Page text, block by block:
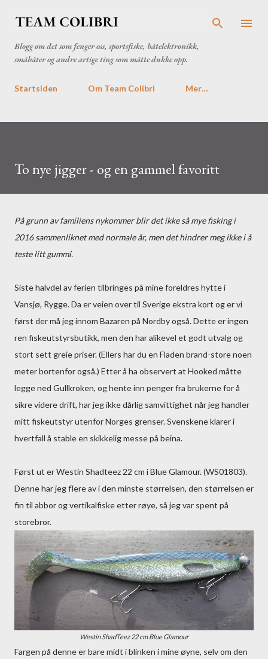
Blogg om det som fenger oss, sportsfiske, båtelektronikk,
småbåter og andre artige ting som måtte dukke opp.
Startsiden Om Team Colibri Mer…
To nye jigger - og en gammel favoritt
På grunn av familiens nykommer blir det ikke så mye fisking i
2016 sammenliknet med normale år, men det hindrer meg ikke i å
teste litt gummi.
Siste halvdel av ferien tilbringes på mine foreldres hytte i
Vansjø, Rygge. Da er veien over til Sverige ekstra kort og er vi
først der må jeg innom Bazaren på Nordby også. Dette er ingen
ren fiskeutstyrsbutikk, men den har alikevel et godt utvalg og
stort sett greie priser. (Ellers har du en Fladen brand-store noen
meter bortenfor også.) Etter å ha observert at Hooked måtte
legge ned Gullkroken, og hente inn penger fra brukerne for å
sikre videre drift, har jeg ikke dårlig samvittighet når jeg handler
mitt fiskeutstyr utenfor Norges grenser. Svenskene klarer i
hvertfall å stable en skikkelig messe på beina.
Først ut er Westin Shadteez 22 cm i Blue Glamour. (WS01803).
Denne har jeg flere av i den minste størrelsen, den størrelsen er
fin til abbor og vertikalfiske etter røye, så jeg var spent på
storebror.
Westin ShadTeez 22 cm Blue Glamour
Fargen på denne er bare midt i blinken i mine øyne, selv om den